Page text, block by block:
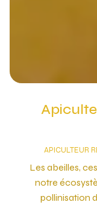
APICULTEUR
Les abeilles,
notre
pollinisation